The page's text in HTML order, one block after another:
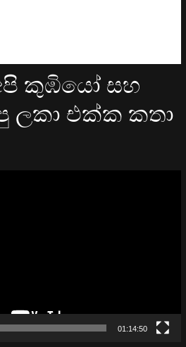
කුඹියෝ සහ
ලකා එක්ක කතා
01:14:50